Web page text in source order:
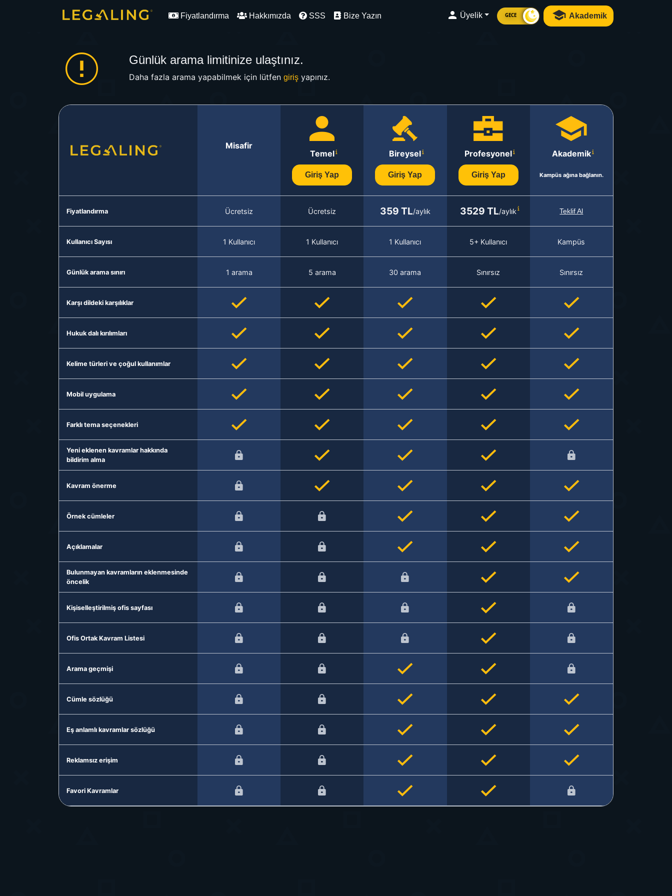
Fiyatlandırma Hakkımızda SSS Bize Yazın Üyelik GECE Akademik
Günlük arama limitinize ulaştınız.
Daha fazla arama yapabilmek için lütfen girişyapınız.
Misafir
Temel
Giriş Yap
Bireysel
Giriş Yap
Profesyonel
Giriş Yap
Akademik
Kampüs ağına bağlanın.
Fiyatlandırma Ücretsiz Ücretsiz 359 TL/aylık 3529 TL/aylık Teklif Al
Kullanıcı Sayısı 1 Kullanıcı 1 Kullanıcı 1 Kullanıcı 5+ Kullanıcı Kampüs
Günlük arama sınırı 1 arama 5 arama 30 arama Sınırsız Sınırsız
Karşı dildeki karşılıklar
Hukuk dalı kırılımları
Kelime türleri ve çoğul kullanımlar
Mobil uygulama
Farklı tema seçenekleri
Yeni eklenen kavramlar hakkında
bildirim alma
Kavram önerme
Örnek cümleler
Açıklamalar
Bulunmayan kavramların eklenmesinde
öncelik
Kişiselleştirilmiş ofis sayfası
Ofis Ortak Kavram Listesi
Arama geçmişi
Cümle sözlüğü
Eş anlamlı kavramlar sözlüğü
Reklamsız erişim
Favori Kavramlar